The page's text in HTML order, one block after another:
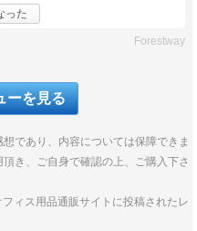
った
Forestway
ーを見る
であり、内容については保障できま
き、ご自身で確認の上、ご購入下さ
ィス用品通販サイトに投稿されたレ